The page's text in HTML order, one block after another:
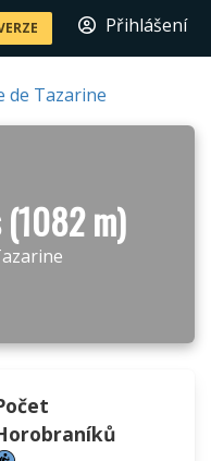
Přihlášení
de Tazarine
(1082 m)